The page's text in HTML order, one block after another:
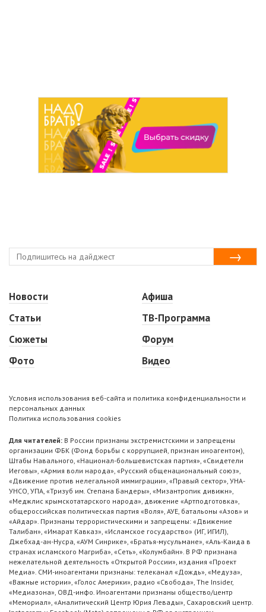
Новости
Статьи
Сюжеты
Фото
Афиша
ТВ-Программа
Форум
Видео
Условия использования веб-сайта и политика конфиденциальности и
персональных данных
Политика использования cookies
Для читателей: В России признаны экстремистскими и запрещены
организации ФБК (Фонд борьбы с коррупцией, признан иноагентом),
Штабы Навального, «Национал-большевистская партия», «Свидетели
Иеговы», «Армия воли народа», «Русский общенациональный союз»,
«Движение против нелегальной иммиграции», «Правый сектор», УНА-
УНСО, УПА, «Тризуб им. Степана Бандеры», «Мизантропик дивижн»,
«Меджлис крымскотатарского народа», движение «Артподготовка»,
общероссийская политическая партия «Воля», АУЕ, батальоны «Азов» и
«Айдар». Признаны террористическими и запрещены: «Движение
Талибан», «Имарат Кавказ», «Исламское государство» (ИГ, ИГИЛ),
Джебхад-ан-Нусра, «АУМ Синрике», «Братья-мусульмане», «Аль-Каида в
странах исламского Магриба», «Сеть», «Колумбайн». В РФ признана
нежелательной деятельность «Открытой России», издания «Проект
Медиа». СМИ-иноагентами признаны: телеканал «Дождь», «Медуза»,
«Важные истории», «Голос Америки», радио «Свобода», The Insider,
«Медиазона», ОВД-инфо. Иноагентами признаны общество/центр
«Мемориал», «Аналитический Центр Юрия Левады», Сахаровский центр.